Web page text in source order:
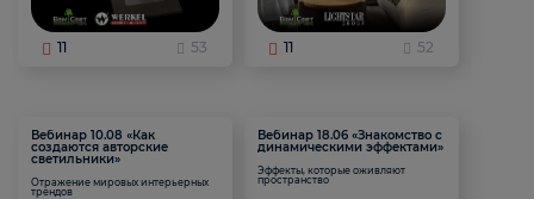
11 53 11 52
Вебинар 10.08 «Как
создаются авторские
светильники»
Отражение мировых интерьерных
трендов
Вебинар 18.06 «Знакомство с
динамическими эффектами»
Эффекты, которые оживляют
пространство